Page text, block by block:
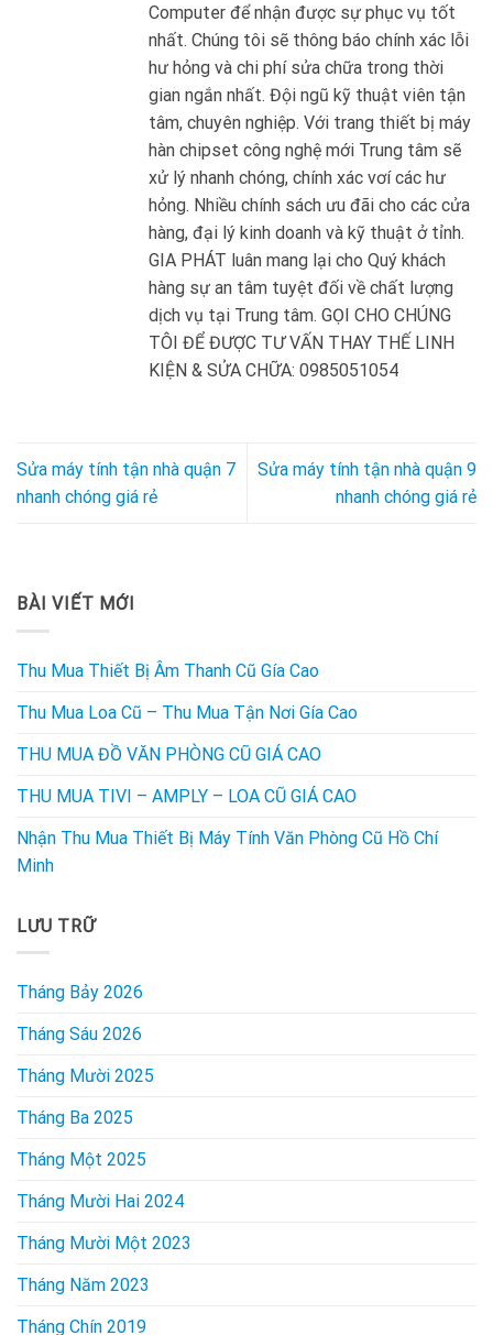
Computer để nhận được sự phục vụ tốt
nhất. Chúng tôi sẽ thông báo chính xác lỗi
hư hỏng và chi phí sửa chữa trong thời
gian ngắn nhất. Đội ngũ kỹ thuật viên tận
tâm, chuyên nghiệp. Với trang thiết bị máy
hàn chipset công nghệ mới Trung tâm sẽ
xử lý nhanh chóng, chính xác vơí các hư
hỏng. Nhiều chính sách ưu đãi cho các cửa
hàng, đại lý kinh doanh và kỹ thuật ở tỉnh.
GIA PHÁT luân mang lại cho Quý khách
hàng sự an tâm tuyệt đối về chất lượng
dịch vụ tại Trung tâm. GỌI CHO CHÚNG
TÔI ĐỂ ĐƯỢC TƯ VẤN THAY THẾ LINH
KIỆN & SỬA CHỮA: 0985051054
Sửa máy tính tận nhà quận 7
nhanh chóng giá rẻ
Sửa máy tính tận nhà quận 9
nhanh chóng giá rẻ
BÀI VIẾT MỚI
Thu Mua Thiết Bị Âm Thanh Cũ Gía Cao
Thu Mua Loa Cũ – Thu Mua Tận Nơi Gía Cao
THU MUA ĐỒ VĂN PHÒNG CŨ GIÁ CAO
THU MUA TIVI – AMPLY – LOA CŨ GIÁ CAO
Nhận Thu Mua Thiết Bị Máy Tính Văn Phòng Cũ Hồ Chí
Minh
LƯU TRỮ
Tháng Bảy 2026
Tháng Sáu 2026
Tháng Mười 2025
Tháng Ba 2025
Tháng Một 2025
Tháng Mười Hai 2024
Tháng Mười Một 2023
Tháng Năm 2023
Tháng Chín 2019